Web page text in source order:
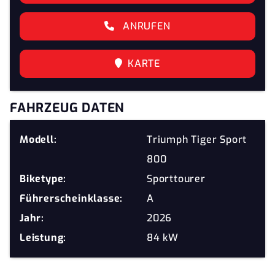
ANRUFEN
KARTE
FAHRZEUG DATEN
Modell:
Triumph Tiger Sport
800
Biketype:
Sporttourer
Führerscheinklasse:
A
Jahr:
2026
Leistung:
84 kW